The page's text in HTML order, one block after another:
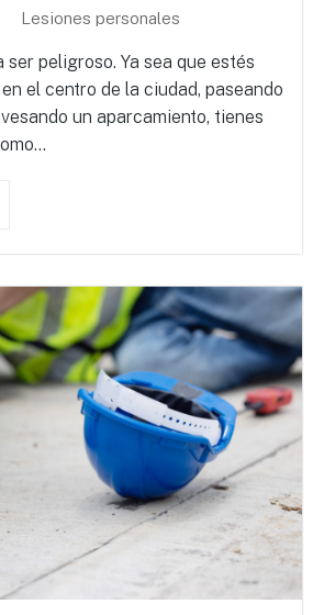
Lesiones personales
ser peligroso. Ya sea que estés
el centro de la ciudad, paseando
un aparcamiento, tienes